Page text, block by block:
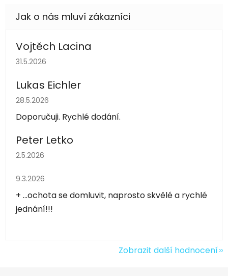
Vojtěch Lacina
Hodnocení obchodu je 5 z 5 hvězdiček.
31.5.2026
Lukas Eichler
Hodnocení obchodu je 5 z 5 hvězdiček.
28.5.2026
Doporučuji. Rychlé dodání.
Peter Letko
Hodnocení obchodu je 5 z 5 hvězdiček.
2.5.2026
Hodnocení obchodu je 5 z 5 hvězdiček.
9.3.2026
+ ...ochota se domluvit, naprosto skvělé a rychlé
jednání!!!
Zobrazit další hodnocení